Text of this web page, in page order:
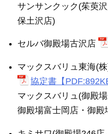
サンサンクック(茱萸
保土沢店)
セルバ御殿場古沢店
マックスバリュ東海(
協定書【
マックスバリュ(御殿
御殿場富士岡店・御殿